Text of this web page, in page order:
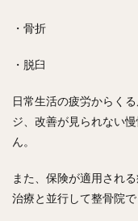
・骨折
・脱臼
日常生活の疲労からく
ジ、改善が見られない
ん。
また、保険が適用され
治療と並行して整骨院